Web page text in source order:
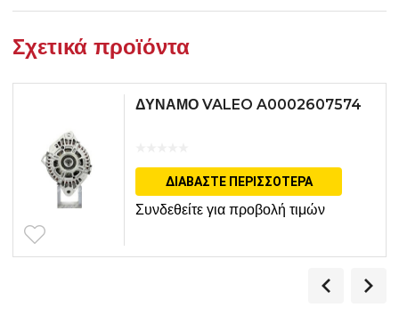
Σχετικά προϊόντα
ΔΥΝΑΜΟ VALEO A0002607574
ΔΙΑΒΆΣΤΕ ΠΕΡΙΣΣΌΤΕΡΑ
Συνδεθείτε για προβολή τιμών